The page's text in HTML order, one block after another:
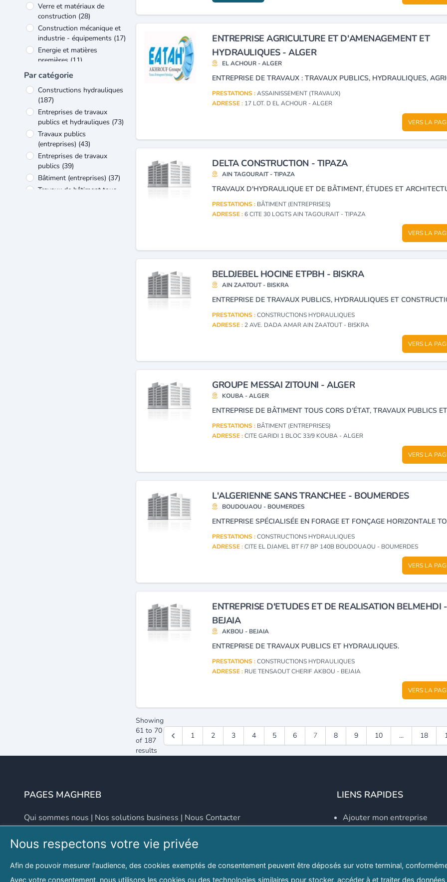
Verre et matériaux de
construction (28)
Construction mécanique et
industrie - équipements (17)
Energie et matières
premières (11)
Administration
Métallurgie et travail des
métaux
Equipement électrique et
électronique
Agriculture et élevage
Par catégorie
Constructions hydrauliques
(187)
Entreprises de travaux
publics et hydrauliques (73)
Travaux publics
(entreprises) (43)
Entreprises de travaux
publics (39)
Bâtiment (entreprises) (37)
Travaux de bâtiment tous
ENTREPRISE AGRICULTURE ET D'AMENAGEMENT ET
HYDRAULIQUES - ALGER
EL ACHOUR - ALGER
PRESTATIONS :ASSAINISSEMENT (TRAVAUX)
ADRESSE : 17 LOT. D EL ACHOUR - ALGER
VERS LA
DELTA CONSTRUCTION - TIPAZA
AIN TAGOURAIT - TIPAZA
PRESTATIONS : BÂTIMENT (ENTREPRISES)
ADRESSE :6 CITE 30 LOGTS AIN TAGOURAIT - TIPAZA
VERS LA
BELDJEBEL HOCINE ETPBH - BISKRA
AIN ZAATOUT - BISKRA
ENTREPRISE DE TRAVAUX PUBLICS, HYDRAULIQUES ET
PRESTATIONS :CONSTRUCTIONS HYDRAULIQUES
ADRESSE : 2 AVE. DADA AMAR AIN ZAATOUT - BISKRA
VERS LA
GROUPE MESSAI ZITOUNI - ALGER
KOUBA - ALGER
PRESTATIONS : BÂTIMENT (ENTREPRISES)
ADRESSE :CITE GARIDI 1 BLOC 33/9 KOUBA - ALGER
VERS LA
L'ALGERIENNE SANS TRANCHEE - BOUMERDES
BOUDOUAOU - BOUMERDES
PRESTATIONS :CONSTRUCTIONS HYDRAULIQUES
ADRESSE :CITE EL DJAMEL BT F/7 BP 140B BOUDOUAOU - BOUMERDES
VERS LA
ENTREPRISE D'ETUDES ET DE REALISATION BELMEHDI -
BEJAIA
AKBOU - BEJAIA
ENTREPRISE DE TRAVAUX PUBLICS ET HYDRAULIQUES.
PRESTATIONS :CONSTRUCTIONS HYDRAULIQUES
ADRESSE : RUE TENSAOUT CHERIF AKBOU - BEJAIA
VERS LA
Showing
61 to 70
of 187
results
1 2 3 4 5 6 7 8 9 10 ... 18
PAGES MAGHREB
Qui sommes nous | Nos solutions business | Nous Contacter
Adresse Email
LIENS RAPIDES
Ajouter mon entreprise
Explorer par secteurs
Nous respectons votre vie privée
Afin de pouvoir mesurer l'audience, des cookies exemptés de consentement peuvent être déposés sur votre terminal,
Avec votre consentement, nous utilisons les cookies ou des technologies similaires pour stocker, accéder à et traiter des